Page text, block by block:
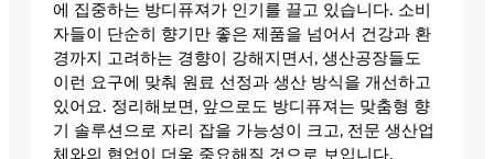
에 집중하는 방디퓨져가 인기를 끌고 있습니다. 소비
자들이 단순히 향기만 좋은 제품을 넘어서 건강과 환
경까지 고려하는 경향이 강해지면서, 생산공장들도
이런 요구에 맞춰 원료 선정과 생산 방식을 개선하고
있어요. 정리해보면, 앞으로도 방디퓨져는 맞춤형 향
기 솔루션으로 자리 잡을 가능성이 크고, 전문 생산업
체와의 협업이 더욱 중요해질 것으로 보입니다.